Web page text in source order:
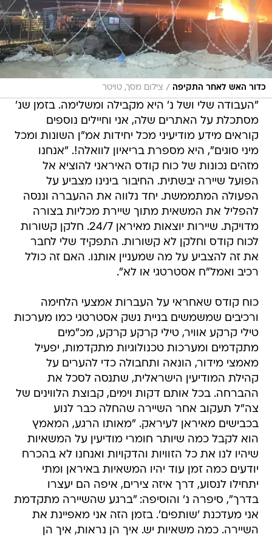
כדור האש לאחר התקיפה / צילום מסך, טויטר
"העבודה שלי ושל נ' היא מקבילה ומשלימה. בזמן שנ'
מסתכלת על האתרים שלה, אני וחיילים נוספים
קוראים מידע מודיעיני מכל יחידות אמ"ן השונות ומכל
מיני סוגים", היא מספרת בריאיון לוואלה!. "אנחנו
מזהים נכונות של כוח קודס האיראני להוציא אל
הפועל שיירה יבשתית. החיבור בינינו מצביע על
הפעולה המתממשת. יחד נלווה את ההעברה וננסה
להפליל את המשאית מתוך שיירת מכליות בצורה
מדויקת. שיירות יוצאות מאיראן 24/7. חלקן קשורות
לכוח קודס וחלקן לא קשורות. התפקיד שלי לחבר
את זה להצביע על מה שמעניין אותנו. האם זה כולל
רכיב ואמל"ח אסטרטגי או לא".
כוח קודס שאחראי על העברות אמצעי הלחימה
ורכיבים שמשמשים בניית נשק אסטרטגי כמו מערכות
טילי קרקע אוויר, טילי קרקע קרקע, מכ"מים
מתקדמים ומערכות טכנולוגיות מתקדמות, יפעיל
מאמצי מידור, הונאה ותחבולה כדי להערים על
קהילת המודיעין הישראלית, שתנסה לסכל את
ההברחה. בכל אותם דקות וימים, קבוצת הלווינים של
צה"ל תעקוב אחר השיירה שהחלה כבר לנוע
בכבישים מאיראן לעיראק. "מאותו הרגע, המאמץ
הוא לקבל כמה שיותר חומרי מודיעין על המשאיות
שיהיו לנו את כל הזוויות והדקויות ואנחנו לא בהכרח
יודעים כמה זמן עוד יהיו המשאיות באיראן ומתי
יתחילו לנסוע, דרך איזה צירים, איפה הם יעצרו
בדרך", סיפרה נ' והוסיפה: "ברגע שהשיירה מתקדמת
אני מעדכנת 'שותפים'. בזמן הזה אני מאפיינת את
השיירה. כמה משאיות יש. איך הן נראות, איך הן